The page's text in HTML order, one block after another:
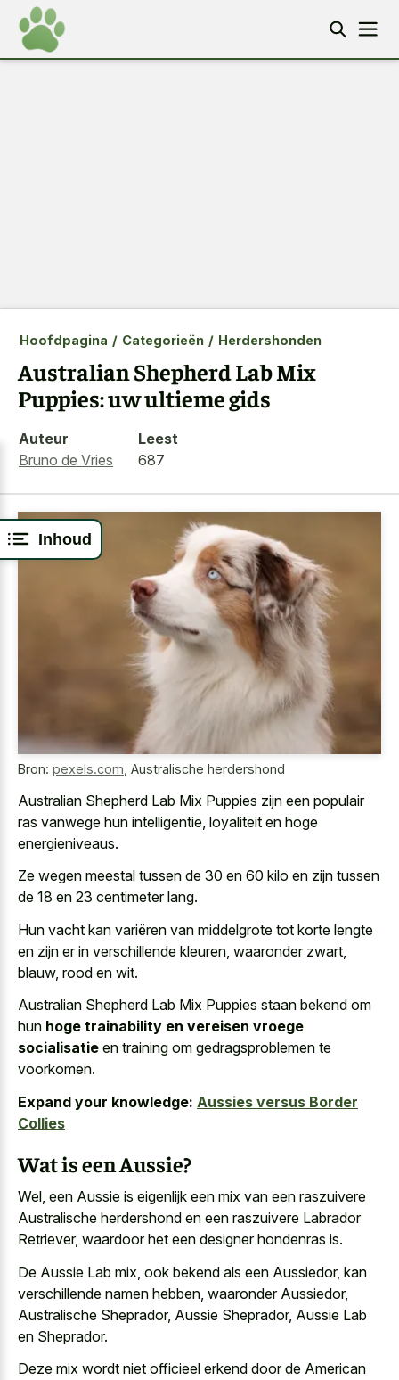
Inhoud
Hoofdpagina / Categorieën / Herdershonden
Australian Shepherd Lab Mix
Puppies: uw ultieme gids
Auteur
Bruno de Vries
Leest
687
Bron: pexels.com Australische herdershond
Australian Shepherd Lab Mix Puppies zijn een populair
ras vanwege hun intelligentie, loyaliteit en hoge
energieniveaus.
Ze wegen meestal tussen de 30 en 60 kilo en zijn tussen
de 18 en 23 centimeter lang.
Hun vacht kan variëren van middelgrote tot korte lengte
en zijn er in verschillende kleuren, waaronder zwart,
blauw, rood en wit.
Australian Shepherd Lab Mix Puppies staan bekend om
hun hoge trainability en vereisen vroege
socialisatie en training om gedragsproblemen te
voorkomen.
Expand your knowledge: Aussies versus Border
Collies
Wat is een Aussie?
Wel, een Aussie is eigenlijk een mix van een raszuivere
Australische herdershond en een raszuivere Labrador
Retriever, waardoor het een designer hondenras is.
De Aussie Lab mix, ook bekend als een Aussiedor, kan
verschillende namen hebben, waaronder Aussiedor,
Australische Sheprador, Aussie Sheprador, Aussie Lab
en Sheprador.
Deze mix wordt niet officieel erkend door de American